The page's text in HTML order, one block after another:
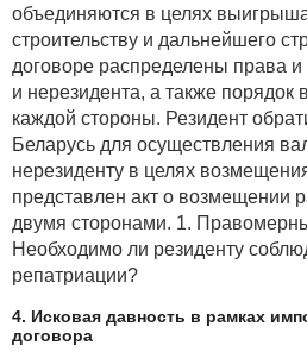
объединяются в целях
строительству и дальнейшего
договоре распределены права и
и нерезидента, а также
каждой стороны. Резидент
Беларусь для осуществления
нерезиденту в целях
представлен акт о возмещении
двумя сторонами. 1.
Необходимо ли резиденту
репатриации?
4. Исковая давность в рамках
договора